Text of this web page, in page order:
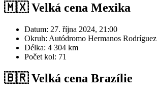
🇲🇽 Velká cena Mexika
Datum: 27. října 2024, 21:00
Okruh: Autódromo Hermanos Rodríguez
Délka: 4 304 km
Počet kol: 71
🇧🇷 Velká cena Brazílie